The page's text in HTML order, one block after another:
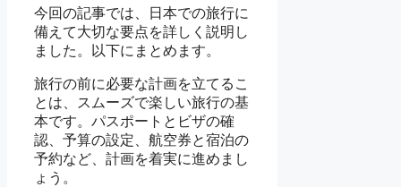
今回の記事では、日本での旅行に
備えて大切な要点を詳しく説明し
ました。以下にまとめます。
旅行の前に必要な計画を立てるこ
とは、スムーズで楽しい旅行の基
本です。パスポートとビザの確
認、予算の設定、航空券と宿泊の
予約など、計画を着実に進めまし
ょう。